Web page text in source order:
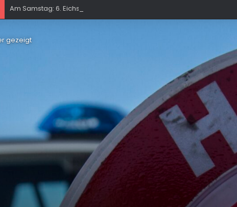
Am Samstag: 6. Eichstätter Kinder- und Jugendtag – für ganze Familie
gezeigt